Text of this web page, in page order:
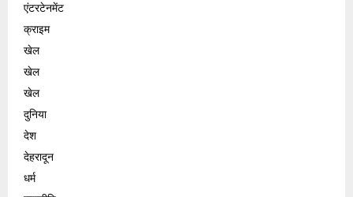
एंटरटेनमेंट
क्राइम
खेल
खेल
खेल
दुनिया
देश
देहरादून
धर्म